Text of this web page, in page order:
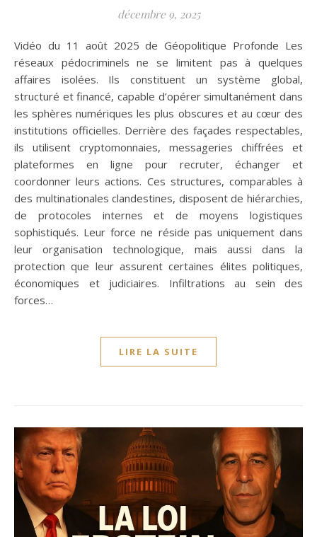
décembre 9, 2025
Vidéo du 11 août 2025 de Géopolitique Profonde Les
réseaux pédocriminels ne se limitent pas à quelques
affaires isolées. Ils constituent un système global,
structuré et financé, capable d’opérer simultanément dans
les sphères numériques les plus obscures et au cœur des
institutions officielles. Derrière des façades respectables,
ils utilisent cryptomonnaies, messageries chiffrées et
plateformes en ligne pour recruter, échanger et
coordonner leurs actions. Ces structures, comparables à
des multinationales clandestines, disposent de hiérarchies,
de protocoles internes et de moyens logistiques
sophistiqués. Leur force ne réside pas uniquement dans
leur organisation technologique, mais aussi dans la
protection que leur assurent certaines élites politiques,
économiques et judiciaires. Infiltrations au sein des
forces…
LIRE LA SUITE